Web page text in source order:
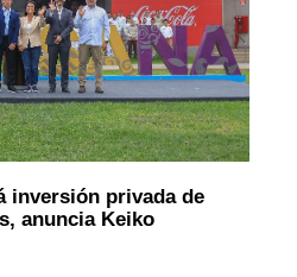
inversión privada de
anuncia Keiko